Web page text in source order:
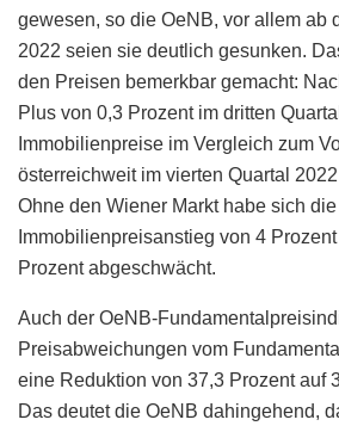
gewesen, so die OeNB, vor allem ab
2022 seien sie deutlich gesunken.
den Preisen bemerkbar gemacht:
Plus von 0,3 Prozent im dritten
Immobilienpreise im Vergleich zum
österreichweit im vierten Quartal
Ohne den Wiener Markt habe sich
Immobilienpreisanstieg von 4
Prozent abgeschwächt.
Auch der OeNB-
Preisabweichungen vom
eine Reduktion von 37,3 Prozent auf
Das deutet die OeNB dahingehend,